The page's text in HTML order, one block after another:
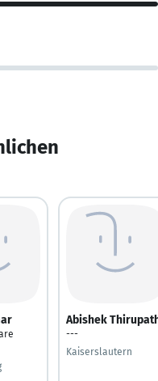
Abishek
---
Kaiserslautern